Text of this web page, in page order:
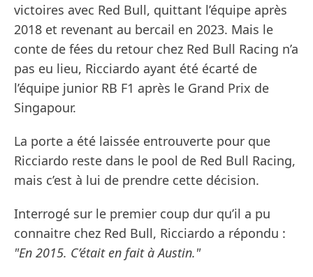
victoires avec Red Bull, quittant l’équipe après
2018 et revenant au bercail en 2023. Mais le
conte de fées du retour chez Red Bull Racing n’a
pas eu lieu, Ricciardo ayant été écarté de
l’équipe junior RB F1 après le Grand Prix de
Singapour.
La porte a été laissée entrouverte pour que
Ricciardo reste dans le pool de Red Bull Racing,
mais c’est à lui de prendre cette décision.
Interrogé sur le premier coup dur qu’il a pu
connaitre chez Red Bull, Ricciardo a répondu :
"En 2015. C’était en fait à Austin."